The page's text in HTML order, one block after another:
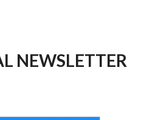
NEWSLETTER